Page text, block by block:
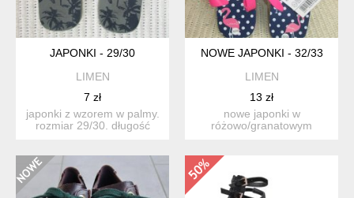
JAPONKI - 29/30
LIMEN
7 zł
japonki z wzorem w palmy.
rozmiar 29/30. długość
NOWE JAPONKI - 32/33
LIMEN
13 zł
nowe japonki w
różowo/granatowym